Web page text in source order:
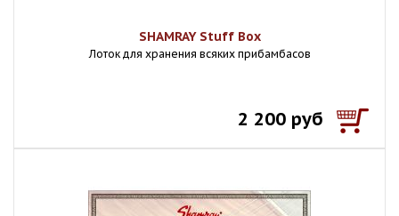
SHAMRAY Stuff Box
Лоток для хранения всяких прибамбасов
2 200 руб